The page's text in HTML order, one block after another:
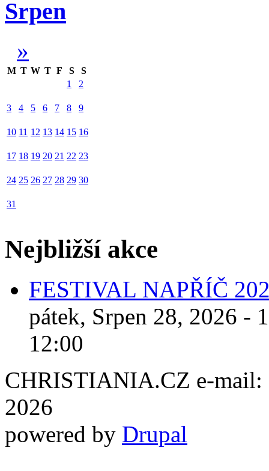
Srpen
»
M T W T F S
S
1
2
3 4 5 6 7 8 9
10 11 12 13 14 15 16
17 18 19 20 21 22 23
24 25 26 27 28 29 30
31
Nejbližší akce
FESTIVAL NAPŘÍČ
pátek, Srpen 28, 2026 -
12:00
CHRISTIANIA.CZ e-mail:
2026
powered by Drupal